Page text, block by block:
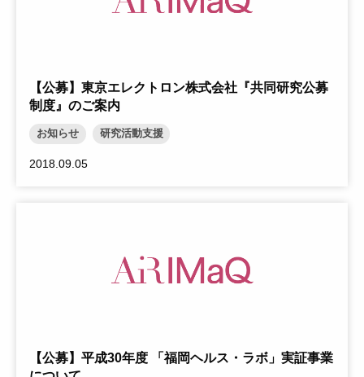
【公募】東京エレクトロン株式会社『共同研究公募
制度』のご案内
お知らせ 研究活動支援
2018.09.05
【公募】平成30年度 「福岡ヘルス・ラボ」実証事業